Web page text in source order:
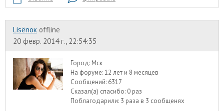
Lisёnок offline
20 февр. 2014 г., 22:54:35
Город: Мск
На форуме:12 лет и 8 месяцев
Сообщений: 6317
Сказал(а) спасибо: 0 раз
Поблагодарили: 3 раза в 3 сообщенях